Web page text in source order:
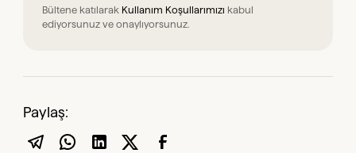
Bültene katılarak Kullanım Koşullarımızı kabul
ediyorsunuz ve onaylıyorsunuz.
Paylaş: